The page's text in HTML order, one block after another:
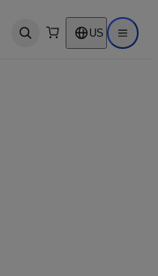
Open search US Open